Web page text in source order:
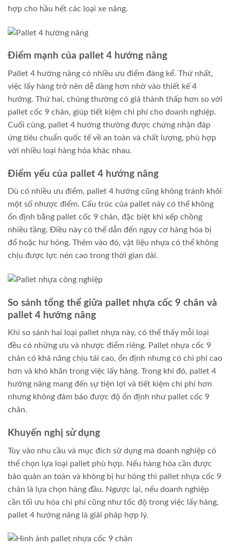
hợp cho hầu hết các loại xe nâng.
Điểm mạnh của pallet 4 hướng nâng
Pallet 4 hướng nâng có nhiều ưu điểm đáng kể. Thứ nhất,
việc lấy hàng trở nên dễ dàng hơn nhờ vào thiết kế 4
hướng. Thứ hai, chúng thường có giá thành thấp hơn so với
pallet cốc 9 chân, giúp tiết kiệm chi phí cho doanh nghiệp.
Cuối cùng, pallet 4 hướng thường được chứng nhận đáp
ứng tiêu chuẩn quốc tế về an toàn và chất lượng, phù hợp
với nhiều loại hàng hóa khác nhau.
Điểm yếu của pallet 4 hướng nâng
Dù có nhiều ưu điểm, pallet 4 hướng cũng không tránh khỏi
một số nhược điểm. Cấu trúc của pallet này có thể không
ổn định bằng pallet cốc 9 chân, đặc biệt khi xếp chồng
nhiều tầng. Điều này có thể dẫn đến nguy cơ hàng hóa bị
đổ hoặc hư hỏng. Thêm vào đó, vật liệu nhựa có thể không
chịu được lực nén cao trong thời gian dài.
So sánh tổng thể giữa pallet nhựa cốc 9 chân và
pallet 4 hướng nâng
Khi so sánh hai loại pallet nhựa này, có thể thấy mỗi loại
đều có những ưu và nhược điểm riêng. Pallet nhựa cốc 9
chân có khả năng chịu tải cao, ổn định nhưng có chi phí cao
hơn và khó khăn trong việc lấy hàng. Trong khi đó, pallet 4
hướng nâng mang đến sự tiện lợi và tiết kiệm chi phí hơn
nhưng không đảm bảo được độ ổn định như pallet cốc 9
chân.
Khuyến nghị sử dụng
Tùy vào nhu cầu và mục đích sử dụng mà doanh nghiệp có
thể chọn lựa loại pallet phù hợp. Nếu hàng hóa cần được
bảo quản an toàn và không bị hư hỏng thì pallet nhựa cốc 9
chân là lựa chọn hàng đầu. Ngược lại, nếu doanh nghiệp
cần tối ưu hóa chi phí cũng như tốc độ trong việc lấy hàng,
pallet 4 hướng nâng là giải pháp hợp lý.